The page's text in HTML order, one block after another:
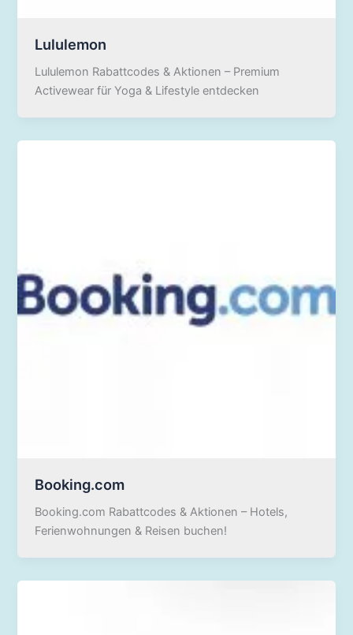
Lululemon
Lululemon Rabattcodes & Aktionen – Premium
Activewear für Yoga & Lifestyle entdecken
Booking.com
Booking.com Rabattcodes & Aktionen – Hotels,
Ferienwohnungen & Reisen buchen!